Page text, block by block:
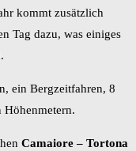
kommt zusätzlich
Tag dazu, was einiges
ein Bergzeitfahren, 8
Höhenmetern.
Camaiore – Tortona